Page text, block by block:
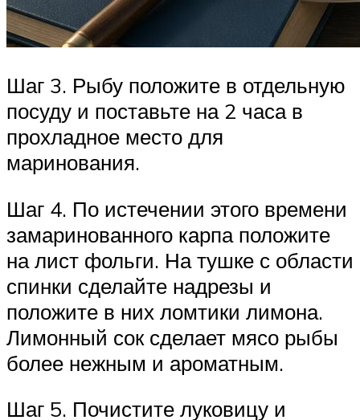
Шаг 3. Рыбу положите в отдельную
посуду и поставьте на 2 часа в
прохладное место для
маринования.
Шаг 4. По истечении этого времени
замаринованного карпа положите
на лист фольги. На тушке с области
спинки сделайте надрезы и
положите в них ломтики лимона.
Лимонный сок сделает мясо рыбы
более нежным и ароматным.
Шаг 5. Почистите луковицу и